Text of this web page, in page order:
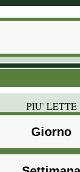
PIU' LETTE